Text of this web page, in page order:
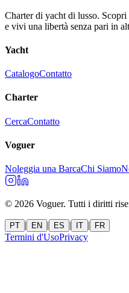
Charter di yacht di lusso.
e vivi una libertà senza pari in
Yacht
CatalogoContatto
Charter
CercaContatto
Voguer
Noleggia una BarcaChi Siamo
© 2026 Voguer. Tutti i diritti
PT | EN | ES | IT | FR
Termini d'UsoPrivacy